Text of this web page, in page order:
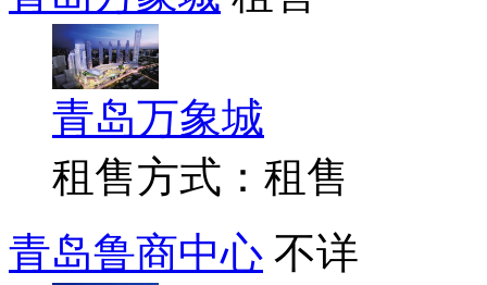
青岛万象城
租售方式：租售
青岛鲁商中心 不详